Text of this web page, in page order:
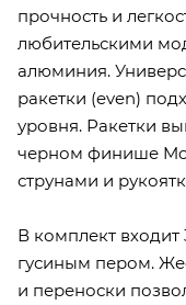
прочность и
любительскими
алюминия.
ракетки (even)
уровня. Ракетки
черном финише
струнами и
В комплект входит
гусиным пером.
и переноски